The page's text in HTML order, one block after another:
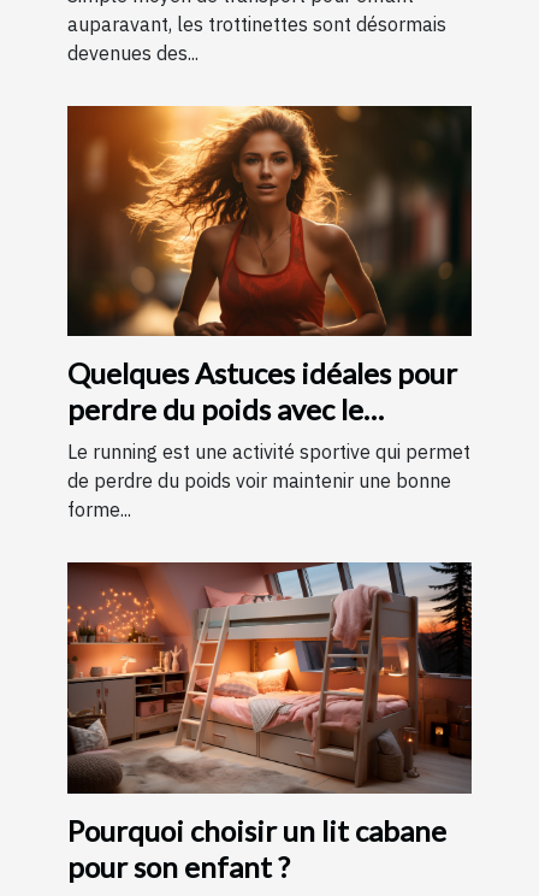
auparavant, les trottinettes sont désormais
devenues des...
Quelques Astuces idéales pour
perdre du poids avec le
running ?
Le running est une activité sportive qui permet
de perdre du poids voir maintenir une bonne
forme...
Pourquoi choisir un lit cabane
pour son enfant ?